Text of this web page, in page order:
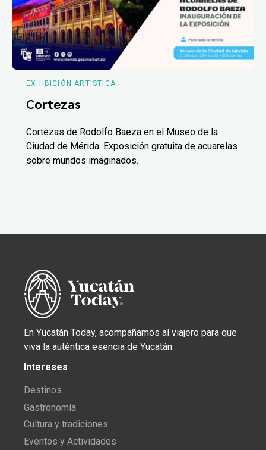
EXHIBICIÓN ARTÍSTICA
Cortezas
Cortezas de Rodolfo Baeza en el Museo de la
Ciudad de Mérida. Exposición gratuita de acuarelas
sobre mundos imaginados.
En Yucatán Today, acompañamos al viajero para que
viva la auténtica esencia de Yucatán.
Intereses
Destinos
Gastronomía
Cultura y tradiciones
Eventos y Actividades